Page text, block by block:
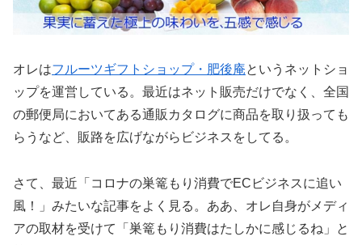
オレはフルーツギフトショップ・肥後庵というネットショ
ップを運営している。最近はネット販売だけでなく、全国
の郵便局においてある通販カタログに商品を取り扱っても
らうなど、販路を広げながらビジネスをしてる。
さて、最近「コロナの巣篭もり消費でECビジネスに追い
風！」みたいな記事をよく見る。ああ、オレ自身がメディ
アの取材を受けて「巣篭もり消費はたしかに感じるね」と